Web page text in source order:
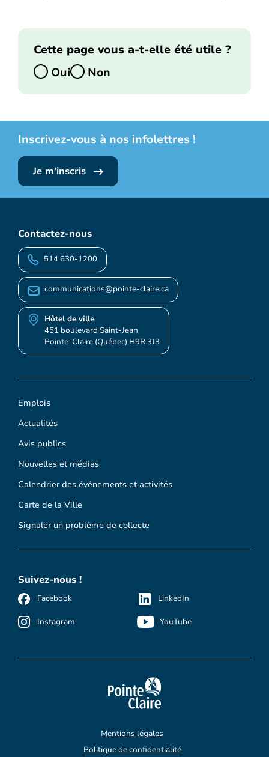
Cette page vous a-t-elle été utile ?
Oui
Non
Inscrivez-vous à nos infolettres !
Je m'inscris
Emplois
Actualités
Avis publics
Nouvelles et médias
Calendrier des événements et activités
Carte de la Ville
Signaler un problème de collecte
Contactez-nous
514 630-1200
communications@pointe-claire.ca
Hôtel de ville
451 boulevard Saint-Jean
Pointe-Claire (Québec) H9R 3J3
Suivez-nous !
Facebook
Instagram
LinkedIn
YouTube
Mentions légales
Politique de confidentialité